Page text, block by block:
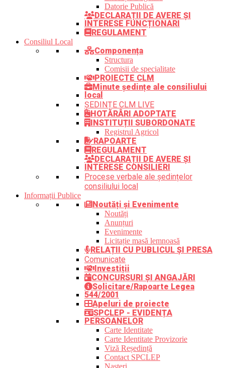
Datorie Publică
DECLARAȚII DE AVERE ȘI
INTERESE FUNCȚIONARI
REGULAMENT
Consiliul Local
Componența
Structura
Comisii de specialitate
PROIECTE CLM
Minute ședințe ale consiliului
local
ȘEDINȚE CLM LIVE
HOTĂRÂRI ADOPTATE
INSTITUȚII SUBORDONATE
Registrul Agricol
RAPOARTE
REGULAMENT
DECLARAȚII DE AVERE ȘI
INTERESE CONSILIERI
Procese verbale ale ședințelor
consiliului local
Informații Publice
Noutăți și Evenimente
Noutăți
Anunțuri
Evenimente
Licitație masă lemnoasă
RELAȚII CU PUBLICUL ȘI PRESA
Comunicate
Investiții
CONCURSURI ȘI ANGAJĂRI
Solicitare/Rapoarte Legea
544/2001
Apeluri de proiecte
SPCLEP - EVIDENȚA
PERSOANELOR
Carte Identitate
Carte Identitate Provizorie
Viză Reședință
Contact SPCLEP
Nașteri